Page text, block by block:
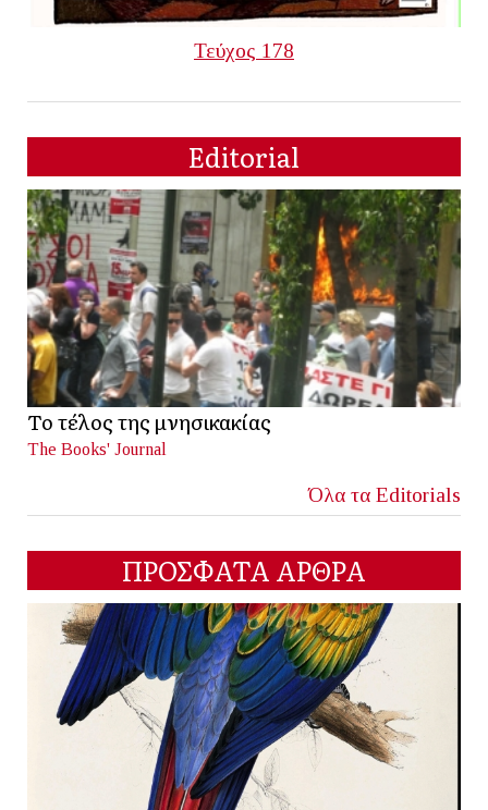
Τεύχος 178
Editorial
Το τέλος της μνησικακίας
The Books' Journal
Όλα τα Editorials
ΠΡΟΣΦΑΤΑ ΑΡΘΡΑ